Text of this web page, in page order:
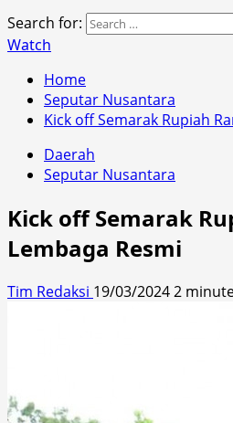
Search for:
Watch
Home
Seputar Nusantara
Kick off Semarak Rupiah
Daerah
Seputar Nusantara
Kick off Semarak
Lembaga Resmi
Tim Redaksi 19/03/20242